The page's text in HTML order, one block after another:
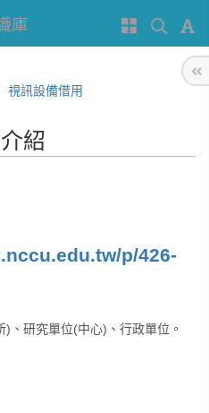
庫
視訊設備借用
紹
p/426-
、研究單位(中心)、行政單位。